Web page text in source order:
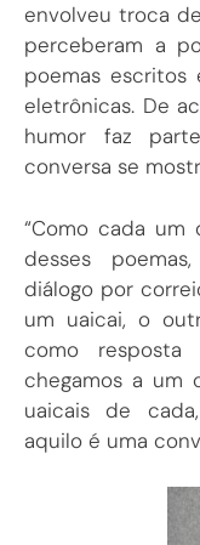
envolveu troca
perceberam a
poemas escritos
eletrônicas. De
humor faz
conversa se
“Como cada um
desses
diálogo por
um uaicai, o
como resposta
chegamos a um
uaicais de
aquilo é uma